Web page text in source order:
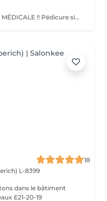
!! CECI N'EST PAS UNE PÉDICURE MÉDICALE !! Pédicure simple sans semi permanent, La prestation n'est effectuée que sur ongles sains, en cas de problème nécessitant un soin ou traitement, je me réserve le droit de refuser la prestation.
18
L-8399
dans le bâtiment
E21-20-19